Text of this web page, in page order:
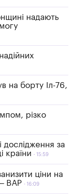
надають
на борту Іл-76,
різко
дослідження за
країни
15:59
ціни на
ВАР
16:09